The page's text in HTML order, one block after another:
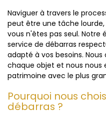
Naviguer à travers le
peut être une tâche
vous n'êtes pas seul.
service de débarras
adapté à vos besoins.
chaque objet et nous nous
patrimoine avec le plus
Pourquoi nous
débarras ?